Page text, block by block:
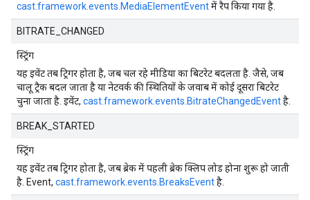
cast.framework.events.MediaElementEventमें रैप किया गया है.
BITRATE_CHANGED
स्ट्रिंग
यह इवेंट तब ट्रिगर होता है, जब चल रहे मीडिया का बिटरेट बदलता है. जैसे, जब
चालू ट्रैक बदल जाता है या नेटवर्क की स्थितियों के जवाब में कोई दूसरा बिटरेट
चुना जाता है. इवेंट, cast.framework.events.BitrateChangedEventहै.
BREAK_STARTED
स्ट्रिंग
यह इवेंट तब ट्रिगर होता है, जब ब्रेक में पहली ब्रेक क्लिप लोड होना शुरू हो जाती
है. Event, cast.framework.events.BreaksEventहै.